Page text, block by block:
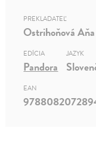
PREKLADATEĽ
Ostrihoňová Aňa
EDÍCIA
Pandora
JAZYK
EAN